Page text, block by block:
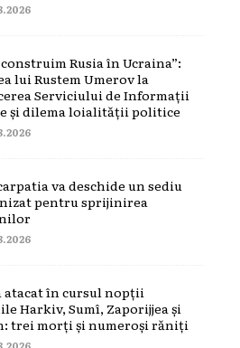
construim Rusia în Ucraina”:
lui Rustem Umerov la
Serviciului de Informații
și dilema loialității politice
va deschide un sediu
pentru sprijinirea
atacat în cursul nopții
Harkiv, Sumî, Zaporijjea și
trei morți și numeroși răniți